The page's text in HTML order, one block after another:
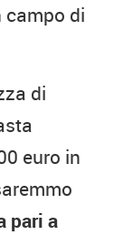
campo di
di
euro in
pari a